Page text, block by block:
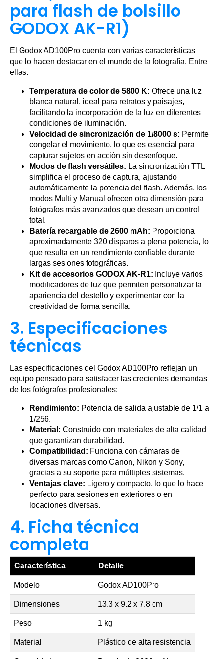
para flash de bolsillo
GODOX AK-R1)
El Godox AD100Pro cuenta con varias características
que lo hacen destacar en el mundo de la fotografía. Entre
ellas:
Temperatura de color de 5800 K: Ofrece una luz
blanca natural, ideal para retratos y paisajes,
facilitando la incorporación de la luz en diferentes
condiciones de iluminación.
Velocidad de sincronización de 1/8000 s: Permite
congelar el movimiento, lo que es esencial para
capturar sujetos en acción sin desenfoque.
Modos de flash versátiles: La sincronización TTL
simplifica el proceso de captura, ajustando
automáticamente la potencia del flash. Además, los
modos Multi y Manual ofrecen otra dimensión para
fotógrafos más avanzados que desean un control
total.
Batería recargable de 2600 mAh: Proporciona
aproximadamente 320 disparos a plena potencia, lo
que resulta en un rendimiento confiable durante
largas sesiones fotográficas.
Kit de accesorios GODOX AK-R1: Incluye varios
modificadores de luz que permiten personalizar la
apariencia del destello y experimentar con la
creatividad de forma sencilla.
3. Especificaciones
técnicas
Las especificaciones del Godox AD100Pro reflejan un
equipo pensado para satisfacer las crecientes demandas
de los fotógrafos profesionales:
Rendimiento: Potencia de salida ajustable de 1/1 a
1/256.
Material: Construido con materiales de alta calidad
que garantizan durabilidad.
Compatibilidad: Funciona con cámaras de
diversas marcas como Canon, Nikon y Sony,
gracias a su soporte para múltiples sistemas.
Ventajas clave: Ligero y compacto, lo que lo hace
perfecto para sesiones en exteriores o en
locaciones diversas.
4. Ficha técnica
completa
Característica Detalle
Modelo Godox AD100Pro
Dimensiones 13.3 x 9.2 x 7.8 cm
Peso 1 kg
Material Plástico de alta resistencia